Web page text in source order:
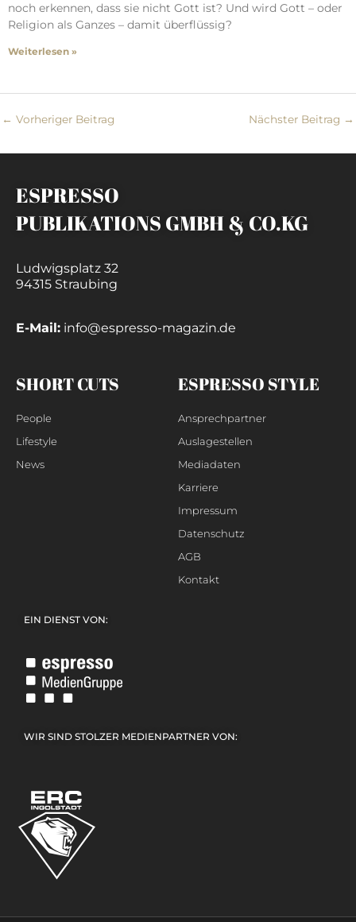
noch erkennen, dass sie nicht Gott ist? Und wird Gott – oder
Religion als Ganzes – damit überflüssig?
Weiterlesen »
← Vorheriger Beitrag Nächster Beitrag →
ESPRESSO
PUBLIKATIONS GMBH & CO.KG
Ludwigsplatz 32
94315 Straubing
E-Mail: info@espresso-magazin.de
SHORT CUTS
People
Lifestyle
News
ESPRESSO STYLE
Ansprechpartner
Auslagestellen
Mediadaten
Karriere
Impressum
Datenschutz
AGB
Kontakt
EIN DIENST VON:
WIR SIND STOLZER MEDIENPARTNER VON: